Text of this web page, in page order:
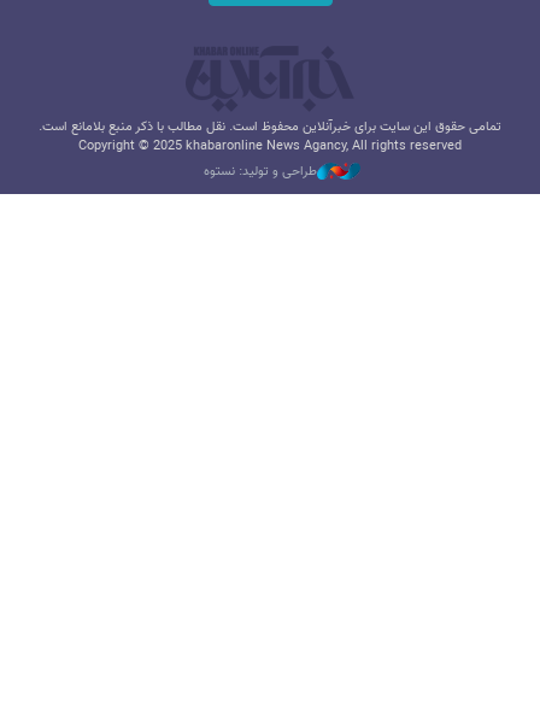
تمامی حقوق این سایت برای خبرآنلاین محفوظ است. نقل مطالب با ذکر منبع بلامانع است.
Copyright © 2025 khabaronline News Agancy, All rights reserved
طراحی و تولید: نستوه